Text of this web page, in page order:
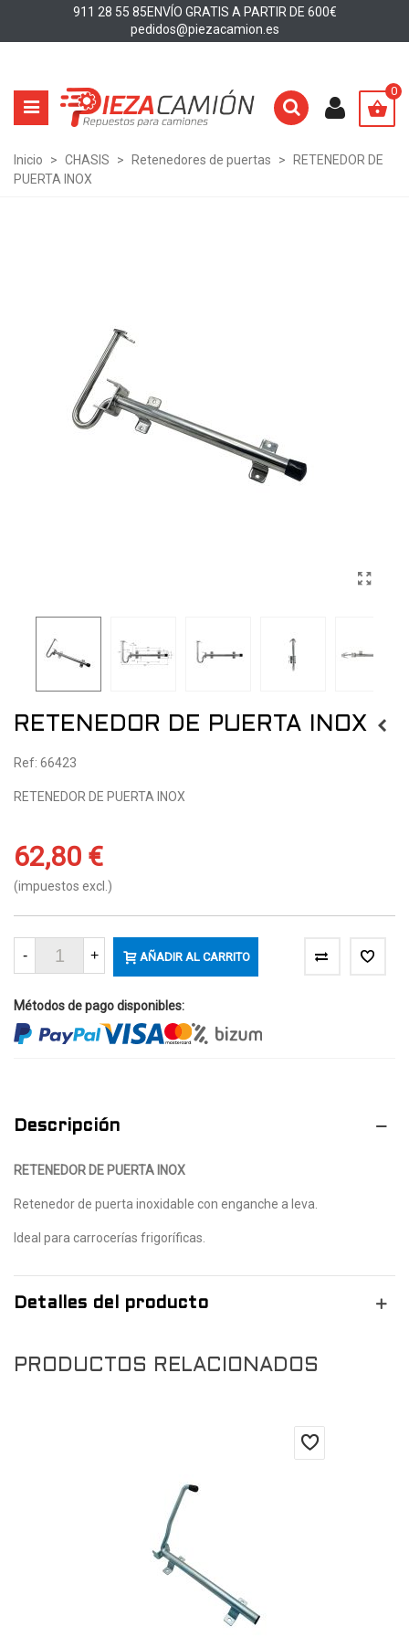
911 28 55 85ENVÍO GRATIS A PARTIR DE 600€
pedidos@piezacamion.es
0
Inicio > CHASIS > Retenedores de puertas >
RETENEDOR DE
PUERTA INOX
RETENEDOR DE PUERTA INOX
Ref: 66423
RETENEDOR DE PUERTA INOX
62,80 €
(impuestos excl.)
- + AÑADIR AL CARRITO
Métodos de pago disponibles:
Descripción
RETENEDOR DE PUERTA INOX
Retenedor de puerta inoxidable con enganche a leva.
Ideal para carrocerías frigoríficas.
Detalles del producto
PRODUCTOS RELACIONADOS